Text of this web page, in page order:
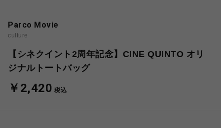
Parco Movie
culture
【シネクイント2周年記念】CINE QUINTO オリ
ジナルトートバッグ
￥2,420 税込